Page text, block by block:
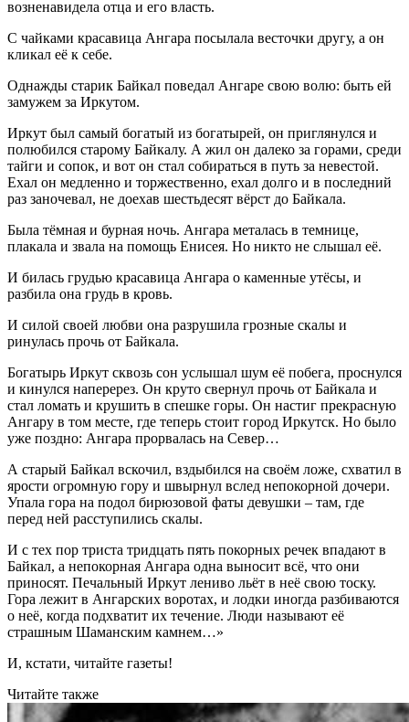
возненавидела отца и его власть.
С чайками красавица Ангара посылала весточки другу, а он
кликал её к себе.
Однажды старик Байкал поведал Ангаре свою волю: быть ей
замужем за Иркутом.
Иркут был самый богатый из богатырей, он приглянулся и
полюбился старому Байкалу. А жил он далеко за горами, среди
тайги и сопок, и вот он стал собираться в путь за невестой.
Ехал он медленно и торжественно, ехал долго и в последний
раз заночевал, не доехав шестьдесят вёрст до Байкала.
Была тёмная и бурная ночь. Ангара металась в темнице,
плакала и звала на помощь Енисея. Но никто не слышал её.
И билась грудью красавица Ангара о каменные утёсы, и
разбила она грудь в кровь.
И силой своей любви она разрушила грозные скалы и
ринулась прочь от Байкала.
Богатырь Иркут сквозь сон услышал шум её побега, проснулся
и кинулся наперерез. Он круто свернул прочь от Байкала и
стал ломать и крушить в спешке горы. Он настиг прекрасную
Ангару в том месте, где теперь стоит город Иркутск. Но было
уже поздно: Ангара прорвалась на Север…
А старый Байкал вскочил, вздыбился на своём ложе, схватил в
ярости огромную гору и швырнул вслед непокорной дочери.
Упала гора на подол бирюзовой фаты девушки – там, где
перед ней расступились скалы.
И с тех пор триста тридцать пять покорных речек впадают в
Байкал, а непокорная Ангара одна выносит всё, что они
приносят. Печальный Иркут лениво льёт в неё свою тоску.
Гора лежит в Ангарских воротах, и лодки иногда разбиваются
о неё, когда подхватит их течение. Люди называют её
страшным Шаманским камнем…»
И, кстати, читайте газеты!
Читайте также